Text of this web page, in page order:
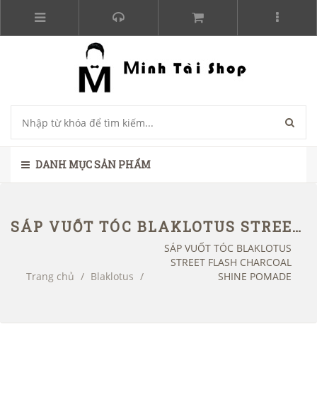
DANH MỤC SẢN PHẨM
SÁP VUỐT TÓC BLAKLOTUS STREET FLASH CHARCOAL SHINE POMADE
Trang chủ / Blaklotus /
SÁP VUỐT TÓC BLAKLOTUS
STREET FLASH CHARCOAL
SHINE POMADE